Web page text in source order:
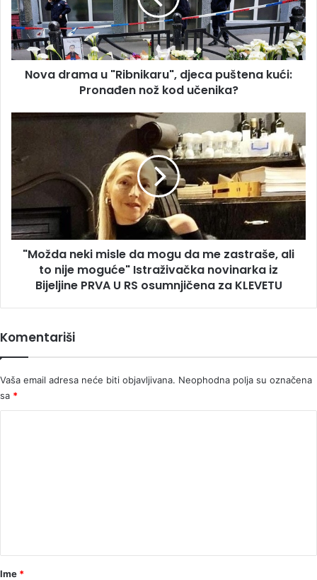
puštena
kući:
Pronađen
nož
kodNova drama u "Ribnikaru", djeca puštena kući:
Pronađen nož kod učenika?
"Možda
misle
da
mogu
da
me
zastraše,
ali
moguće"
novinarka
Bijeljine
PRVA
RS
"Možda neki misle da mogu da me zastraše, ali
to nije moguće" Istraživačka novinarka iz
Bijeljine PRVA U RS osumnjičena za KLEVETU
Komentariši
Vaša email adresa neće biti objavljivana. Neophodna polja su označena
sa *
rIme *